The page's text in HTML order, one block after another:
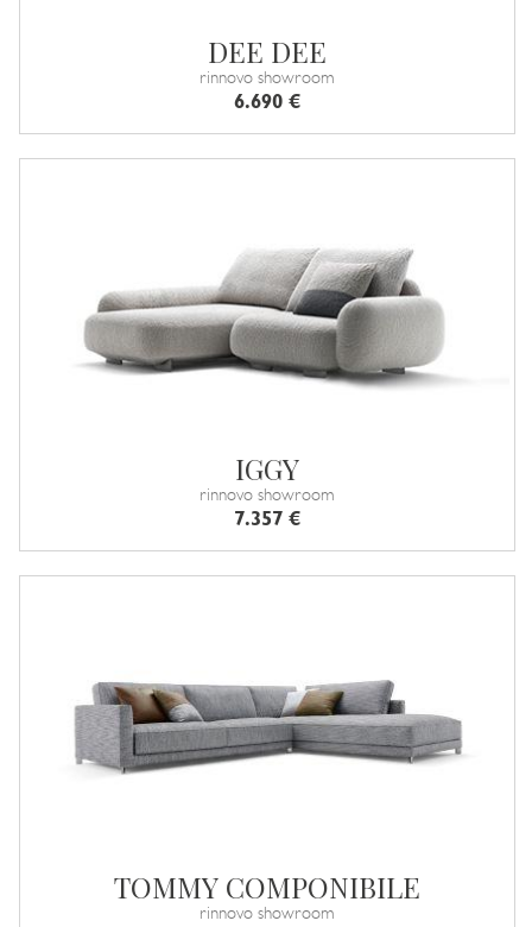
DEE DEE
rinnovo showroom
6.690 €
IGGY
rinnovo showroom
7.357 €
TOMMY COMPONIBILE
rinnovo showroom